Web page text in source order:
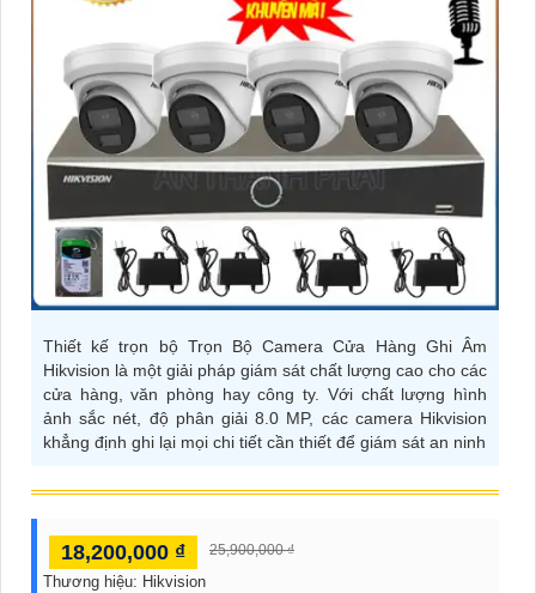
Thiết kế trọn bộ Trọn Bộ Camera Cửa Hàng Ghi Âm
Hikvision là một giải pháp giám sát chất lượng cao cho các
cửa hàng, văn phòng hay công ty. Với chất lượng hình
ảnh sắc nét, độ phân giải 8.0 MP, các camera Hikvision
khẳng định ghi lại mọi chi tiết cần thiết để giám sát an ninh
18,200,000 ₫ 25,900,000 ₫
Thương hiệu: Hikvision